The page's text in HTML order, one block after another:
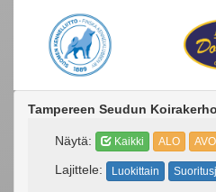
Tampereen Seudun
Näytä: Kaikki ALO AVO
Lajittele: Luokittain